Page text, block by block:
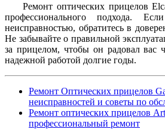
Ремонт оптических прицелов
профессионального подхода.
неисправностью, обратитесь в
Не забывайте о правильной
за прицелом, чтобы он радовал вас
надежной работой долгие годы.
Ремонт Оптических прицелов
неисправностей и советы по
Ремонт оптических прицелов
профессиональный ремонт